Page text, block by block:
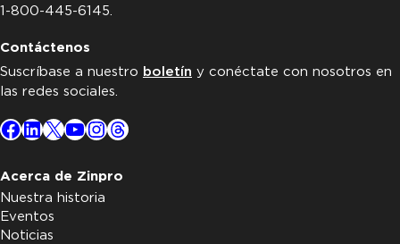
1-800-445-6145.
Contáctenos
Suscríbase a nuestro boletín y conéctate con nosotros en
las redes sociales.
Facebook
LinkedIn
X YouTube
Instagram
Threads
Acerca de Zinpro
Nuestra historia
Eventos
Noticias